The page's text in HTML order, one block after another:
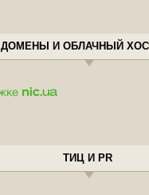
ДОМЕНЫ И ОБЛАЧНЫЙ
ТИЦ И PR